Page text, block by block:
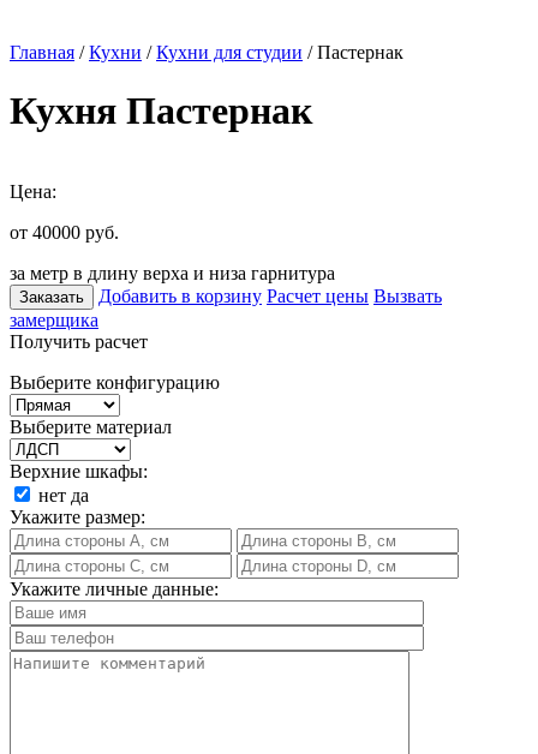
Главная /Кухни /Кухни для студии / Пастернак
Кухня Пастернак
Цена:
от 40000 руб.
за метр в длину верха и низа гарнитура
Заказать Добавить в корзину Расчет цены Вызвать
замерщика
Получить расчет
Выберите конфигурацию
Выберите материал
Верхние шкафы:
нет да
Укажите размер:
Укажите личные данные: